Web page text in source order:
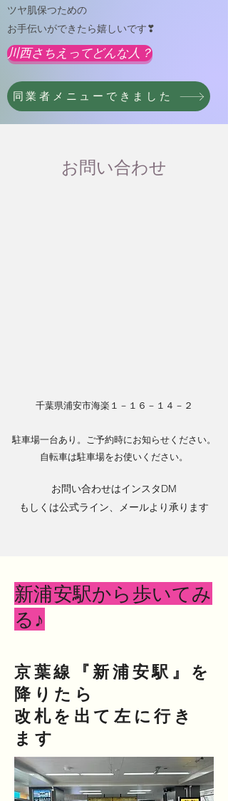
ツヤ肌保つための
お手伝いができたら嬉しいです❣
川西さちえってどんな人？
同業者メニューできました
お問い合わせ
千葉県浦安市海楽１－１６－１４－２
駐車場一台あり。ご予約時にお知らせください。
​自転車は駐車場をお使いください。
お問い合わせはインスタDM
もしくは公式ライン、メールより承ります
新浦安駅から歩いてみ
る♪
京葉線『新浦安駅』を
降りたら
改札を出て左に行き
ます